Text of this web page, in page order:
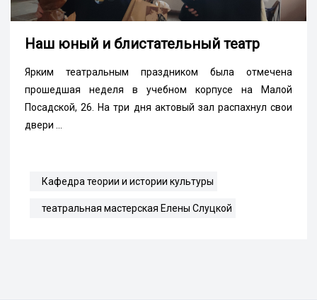
Наш юный и блистательный театр
Ярким театральным праздником была отмечена
прошедшая неделя в учебном корпусе на Малой
Посадской, 26. На три дня актовый зал распахнул свои
двери ...
Кафедра теории и истории культуры
театральная мастерская Елены Слуцкой